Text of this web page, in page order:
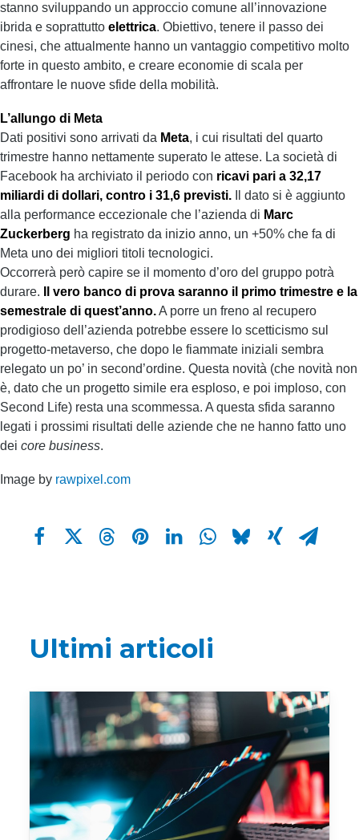
stanno sviluppando un approccio comune all’innovazione
ibrida e soprattutto elettrica. Obiettivo, tenere il passo dei
cinesi, che attualmente hanno un vantaggio competitivo molto
forte in questo ambito, e creare economie di scala per
affrontare le nuove sfide della mobilità.
L’allungo di Meta
Dati positivi sono arrivati da Meta, i cui risultati del quarto
trimestre hanno nettamente superato le attese. La società di
Facebook ha archiviato il periodo con ricavi pari a 32,17
miliardi di dollari, contro i 31,6 previsti. Il dato si è aggiunto
alla performance eccezionale che l’azienda di Marc
Zuckerberg ha registrato da inizio anno, un +50% che fa di
Meta uno dei migliori titoli tecnologici.
Occorrerà però capire se il momento d’oro del gruppo potrà
durare.
Il vero banco di prova saranno il primo trimestre e la
semestrale di quest’anno.A porre un freno al recupero
prodigioso dell’azienda potrebbe essere lo scetticismo sul
progetto-metaverso, che dopo le fiammate iniziali sembra
relegato un po’ in second’ordine. Questa novità (che novità non
è, dato che un progetto simile era esploso, e poi imploso, con
Second Life) resta una scommessa. A questa sfida saranno
legati i prossimi risultati delle aziende che ne hanno fatto uno
dei core business.
Image by rawpixel.com
Ultimi articoli